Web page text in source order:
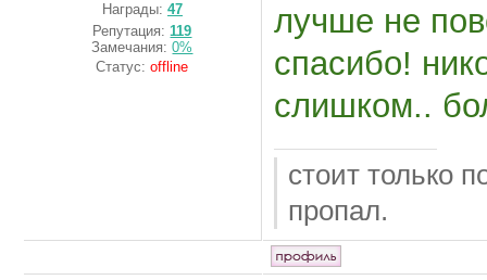
Награды: 47
Репутация:119
Замечания:0%
Статус:offline
лучше не
спасибо!
слишком..
стоит только
пропал.